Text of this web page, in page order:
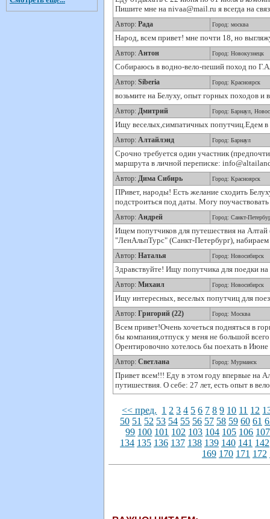
Пишите мне на nivaa@mail.ru я всегда на
Автор: Рада Город: москва
Народ, всем привет! мне почти 18, но
Автор: Антон Город: Новокузнецк
Собираюсь в водно-вело-пеший поход по
Автор: Siberia Город: Красноярск
возьмите на Белуху, опыт горных походов и
Автор: Дмитрий Город: Барнаул,
Ищу веселых,симпатичных попутчиц.Едем
Автор: Алтайлэнд Город: Барнаул
Срочно требуется один участник
маршрута в личной переписке:
Автор: Дима Сибирь Город: Красноярск
ПРивет, народы! Есть желание сходить
подстроиться под даты. Могу
Автор: Андрей Город: Санкт-
Ищем попутчиков для путешествия на
"ЛенАльпТурс" (Санкт-Петербург),
Автор: Наталья Город: Новосибирск
Здравствуйте! Ищу попутчика для поедки
Автор: Михаил Город: Новосибирск
Ищу интересных, веселых попутчиц для
Автор: Григорий (22) Город: Москва
Всем привет!Очень хочеться подняться в
бы компания,отпуск у меня не большой
Орентировочно хотелось бы поехать в
Автор: Светлана Город: Мурманск
Привет всем!!! Еду в этом году впервые на
путишествия. О себе: 27 лет, есть опыт в
<< пред. 1 2 3 4 5 6 7 8 9 10 11 12
50 51 52 53 54 55 56 57 58 59 60 61
99 100 101 102 103 104 105 106 107
134 135 136 137 138 139 140 141 142
169 170 171 172